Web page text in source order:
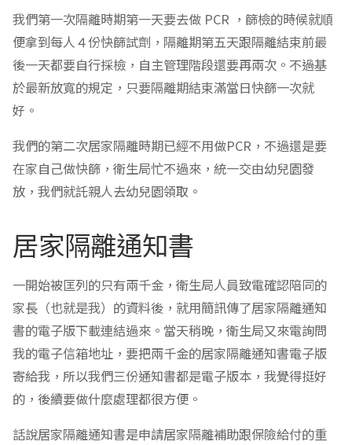
我們第一次隔離時期第一天要去做 PCR ，篩檢的時候就順
便拿到每人４份快篩試劑，隔離期第五天跟隔離結束前最
後一天都要自行採檢，自主管理階段還要再兩次。不過基
於最新放寬的規定，只要隔離期結束滿當日快篩一次就
好。
我們的第二次居家隔離時期已經不用做PCR，不過還是要
在家自己做快篩，衛生局忙不過來，統一交由幼兒園發
放，我們就託親人去幼兒園領取。
居家隔離通知書
一開始被匡列的只有兩千金，衛生局人員致電確認陪同的
家長（也就是我）的資料後，就用簡訊傳了居家隔離通知
書的電子版下載連結過來。當天稍晚，衛生局又來電詢問
我的電子信箱地址，要把兩千金的居家隔離通知書電子版
寄給我，所以我們三份通知書都是電子版本，我覺得挺好
的，後續要做什麼處理都很方便。
話說居家隔離通知書是申請居家隔離補助跟保險給付的重